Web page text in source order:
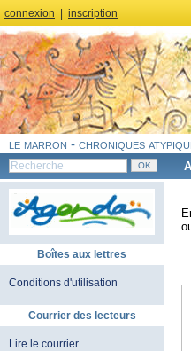
connexion inscription
le marron - chroniques
Boîtes aux lettres
Conditions d'utilisation
Courrier des lecteurs
Lire le courrier